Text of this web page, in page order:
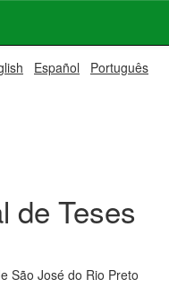
Español Português
de Teses
São José do Rio Preto